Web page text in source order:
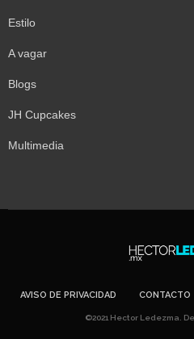
Estilo
A vagar
Blogs
JH Cupcakes
Multimedia
AVISO DE PRIVACIDAD CONTACTO
©2021 Hector Ledezma.